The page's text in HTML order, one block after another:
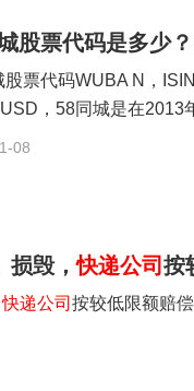
股票代码是多少
股票代码WUBA N，
，58同城是在2013
08
损毁，快递公司 按
快递公司 按较低限额赔